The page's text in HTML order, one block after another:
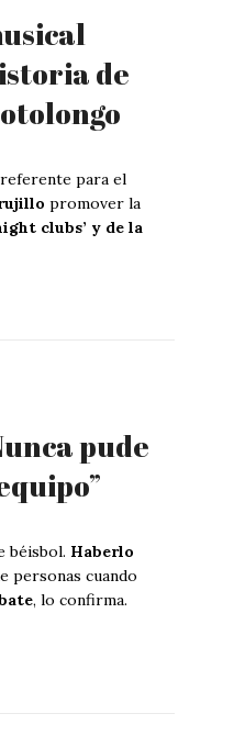
de
referente para el
promover la
clubs’ y de la
pude
béisbol. Haberlo
personas cuando
, lo confirma.